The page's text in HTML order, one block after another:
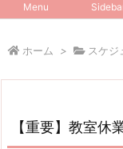
Menu
ホーム > スケジ
【重要】教室休